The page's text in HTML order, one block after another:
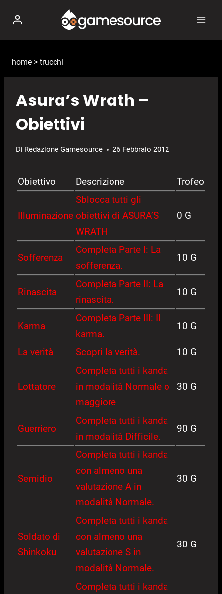
contenuto
home > trucchi
Asura’s Wrath –
Obiettivi
Di Redazione Gamesource 26 Febbraio 2012
Obiettivo Descrizione Trofeo
Illuminazione
Sblocca tutti gli
obiettivi di ASURA’S
WRATH
0 G
Sofferenza
Completa Parte I: La
sofferenza.
10 G
Rinascita
Completa Parte II: La
rinascita.
10 G
Karma
Completa Parte III: Il
karma.
10 G
La verità Scopri la verità. 10 G
Lottatore
Completa tutti i kanda
in modalità Normale o
maggiore
30 G
Guerriero
Completa tutti i kanda
in modalità Difficile.
90 G
Semidio
Completa tutti i kanda
con almeno una
valutazione A in
modalità Normale.
30 G
Soldato di
Shinkoku
Completa tutti i kanda
con almeno una
valutazione S in
modalità Normale.
30 G
Completa tutti i kanda